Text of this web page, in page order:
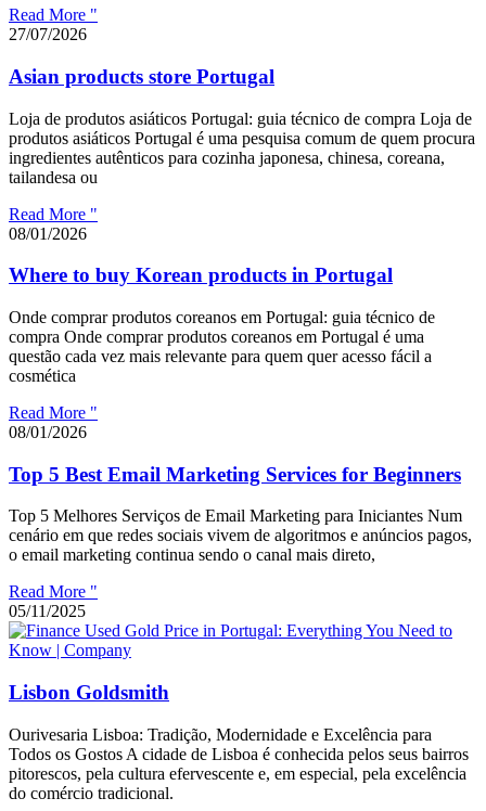
Read More "
27/07/2026
Asian products store Portugal
Loja de produtos asiáticos Portugal: guia técnico de compra Loja de
produtos asiáticos Portugal é uma pesquisa comum de quem procura
ingredientes autênticos para cozinha japonesa, chinesa, coreana,
tailandesa ou
Read More "
08/01/2026
Where to buy Korean products in Portugal
Onde comprar produtos coreanos em Portugal: guia técnico de
compra Onde comprar produtos coreanos em Portugal é uma
questão cada vez mais relevante para quem quer acesso fácil a
cosmética
Read More "
08/01/2026
Top 5 Best Email Marketing Services for Beginners
Top 5 Melhores Serviços de Email Marketing para Iniciantes Num
cenário em que redes sociais vivem de algoritmos e anúncios pagos,
o email marketing continua sendo o canal mais direto,
Read More "
05/11/2025
Lisbon Goldsmith
Ourivesaria Lisboa: Tradição, Modernidade e Excelência para
Todos os Gostos A cidade de Lisboa é conhecida pelos seus bairros
pitorescos, pela cultura efervescente e, em especial, pela excelência
do comércio tradicional.